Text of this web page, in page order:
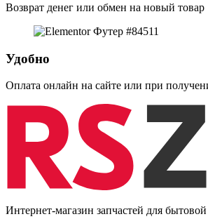
Возврат денег или обмен на новый товар
Удобно
Оплата онлайн на сайте или при
Интернет-магазин запчастей для